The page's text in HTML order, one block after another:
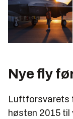
Nye fly
Luftforsvarets
høsten 2015 til